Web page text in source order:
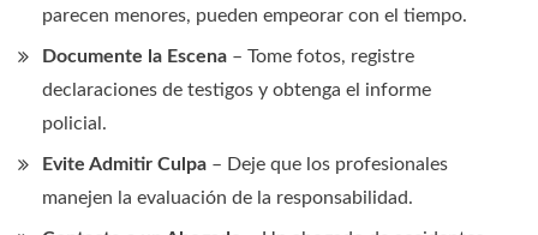
parecen menores, pueden empeorar con el tiempo.
Documente la Escena – Tome fotos, registre
declaraciones de testigos y obtenga el informe
policial.
Evite Admitir Culpa – Deje que los profesionales
manejen la evaluación de la responsabilidad.